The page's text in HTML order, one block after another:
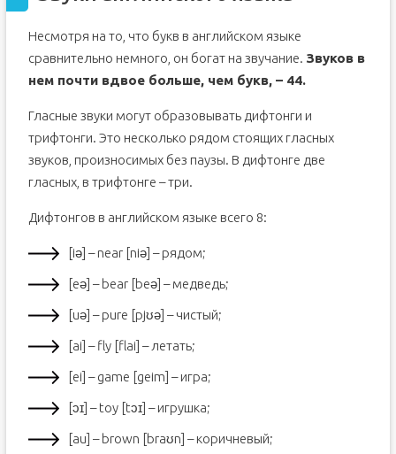
Несмотря на то, что букв в английском языке
сравнительно немного, он богат на звучание. Звуков в
нем почти вдвое больше, чем букв, – 44.
Гласные звуки могут образовывать дифтонги и
трифтонги. Это несколько рядом стоящих гласных
звуков, произносимых без паузы. В дифтонге две
гласных, в трифтонге – три.
Дифтонгов в английском языке всего 8:
[iə] – near [niə] – рядом;
[eə] – bear [beə] – медведь;
[uə] – pure [pjʊə] – чистый;
[ai] – fly [flai] – летать;
[ei] – game [geim] – игра;
[ɔɪ] – toy [tɔɪ] – игрушка;
[au] – brown [braʊn] – коричневый;